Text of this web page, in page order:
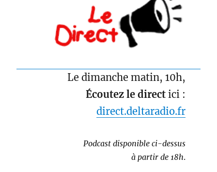
Le dimanche matin, 10h,
Écoutez le direct ici :
direct.deltaradio.fr
Podcast disponible ci-dessus
à partir de 18h.